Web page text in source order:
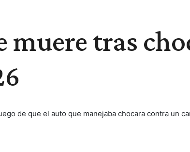
tras
de que el auto que manejaba chocara contra un